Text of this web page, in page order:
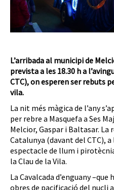
L’arribada al municipi de
prevista a les 18.30 h a
CTC), on esperen ser rebuts
vila.
La nit més màgica de l’any
per rebre a Masquefa a Ses
Melcior, Gaspar i Baltasar. La
Catalunya (davant del CTC),
espectacle de llum i
la Clau de la Vila.
La Cavalcada d’enguany
obres de pacificació del nucli